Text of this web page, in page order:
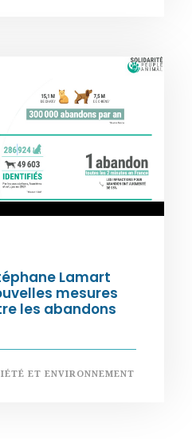
Lamart
mesures
les abandons
ET ENVIRONNEMENT